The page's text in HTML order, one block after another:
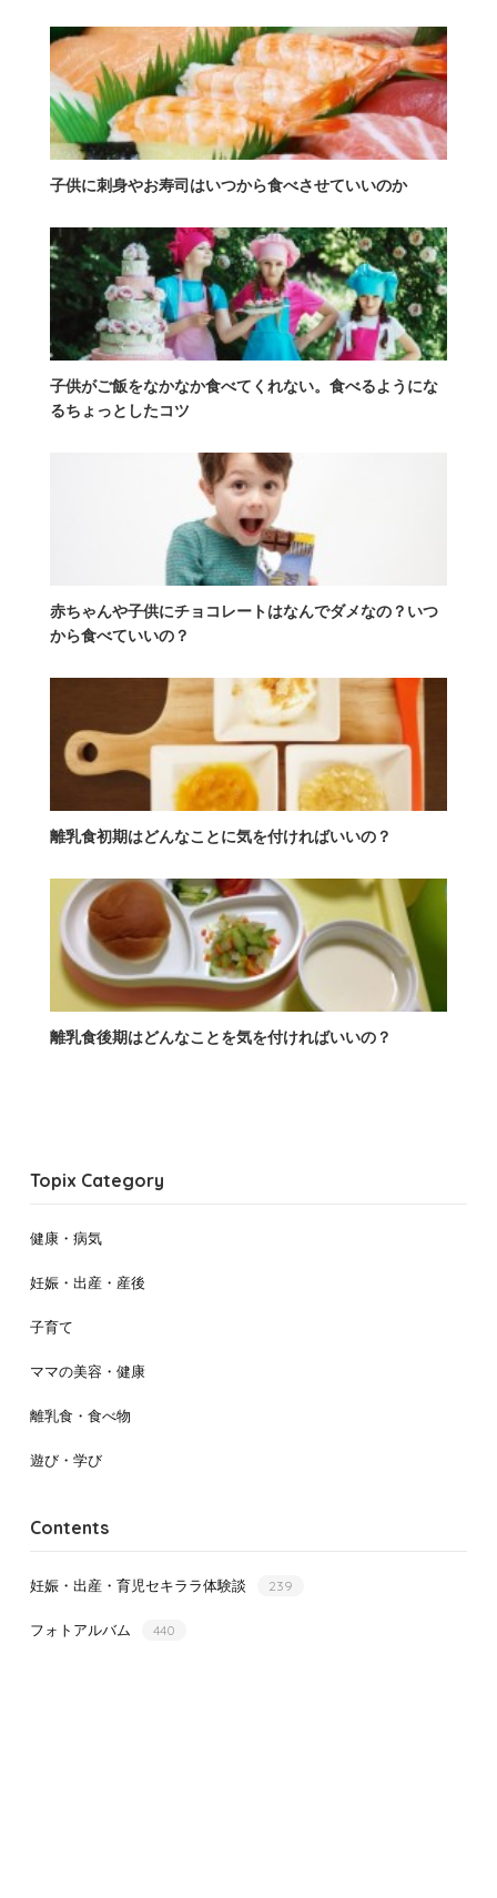
子供に刺身やお寿司はいつから食べさせていいのか
子供がご飯をなかなか食べてくれない。食べるようにな
るちょっとしたコツ
赤ちゃんや子供にチョコレートはなんでダメなの？いつ
から食べていいの？
離乳食初期はどんなことに気を付ければいいの？
離乳食後期はどんなことを気を付ければいいの？
Topix Category
健康・病気
妊娠・出産・産後
子育て
ママの美容・健康
離乳食・食べ物
遊び・学び
Contents
妊娠・出産・育児セキララ体験談 239
フォトアルバム 440